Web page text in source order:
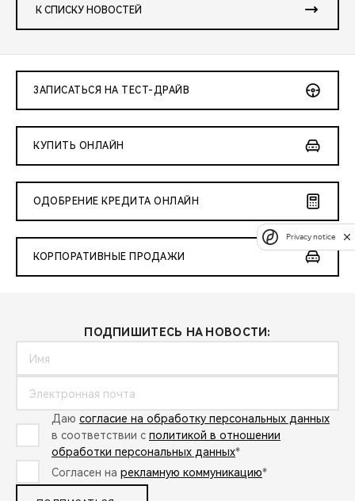
К СПИСКУ НОВОСТЕЙ
ЗАПИСАТЬСЯ НА ТЕСТ-ДРАЙВ
КУПИТЬ ОНЛАЙН
ОДОБРЕНИЕ КРЕДИТА ОНЛАЙН
КОРПОРАТИВНЫЕ ПРОДАЖИ
ПОДПИШИТЕСЬ НА НОВОСТИ:
Даю согласие на обработку персональных данных
в соответствии с политикой в отношении
обработки персональных данных*
Согласен на рекламную коммуникацию*
Privacy notice